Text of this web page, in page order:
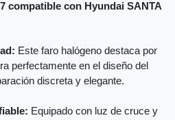
compatible con Hyundai SANTA
Este faro halógeno destaca por
perfectamente en el diseño del
discreta y elegante.
Equipado con luz de cruce y